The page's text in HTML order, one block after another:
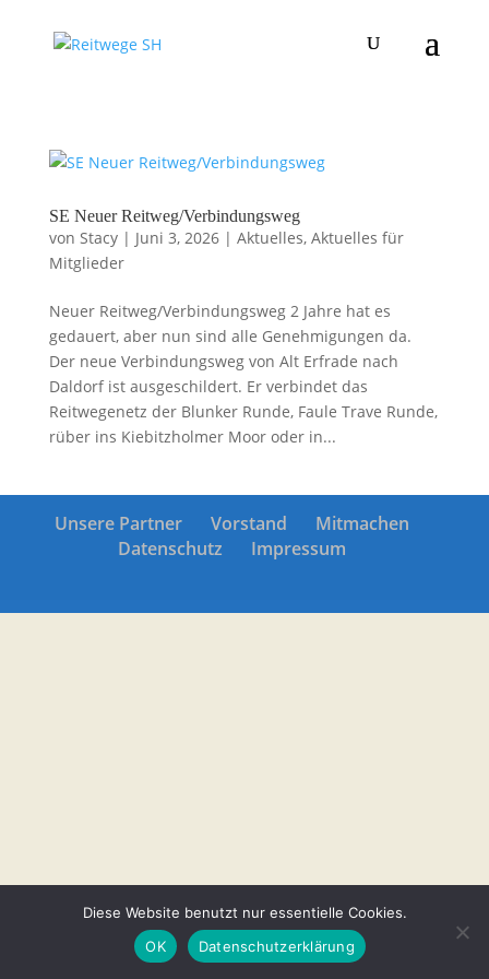
SE Neuer Reitweg/Verbindungsweg
von Stacy| Juni 3, 2026| Aktuelles, Aktuelles für
Mitglieder
Neuer Reitweg/Verbindungsweg 2 Jahre hat es
gedauert, aber nun sind alle Genehmigungen da.
Der neue Verbindungsweg von Alt Erfrade nach
Daldorf ist ausgeschildert. Er verbindet das
Reitwegenetz der Blunker Runde, Faule Trave Runde,
rüber ins Kiebitzholmer Moor oder in...
Unsere Partner Vorstand
Mitmachen
Datenschutz
Impressum
Diese Website benutzt nur essentielle Cookies.
OK
Datenschutzerklärung